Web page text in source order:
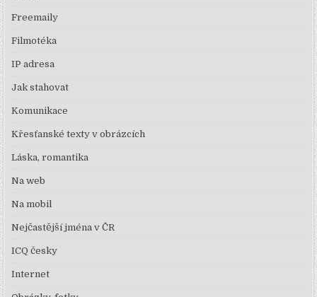
Freemaily
Filmotéka
IP adresa
Jak stahovat
Komunikace
Křesťanské texty v obrázcích
Láska, romantika
Na web
Na mobil
Nejčastější jména v ČR
ICQ česky
Internet